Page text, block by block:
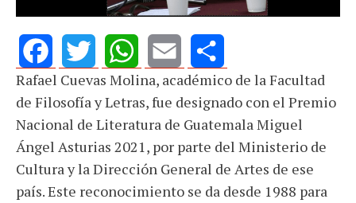
FacebookTwitterWhatsApp
Email Share
Rafael Cuevas Molina, académico de la Facultad
de Filosofía y Letras, fue designado con el Premio
Nacional de Literatura de Guatemala Miguel
Ángel Asturias 2021, por parte del Ministerio de
Cultura y la Dirección General de Artes de ese
país. Este reconocimiento se da desde 1988 para